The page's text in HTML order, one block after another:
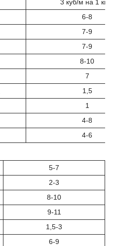
3 куб/м на 1 кв/м
6-8
7-9
7-9
8-10
7
1,5
1
4-8
4-6
5-7
2-3
8-10
9-11
1,5-3
6-9